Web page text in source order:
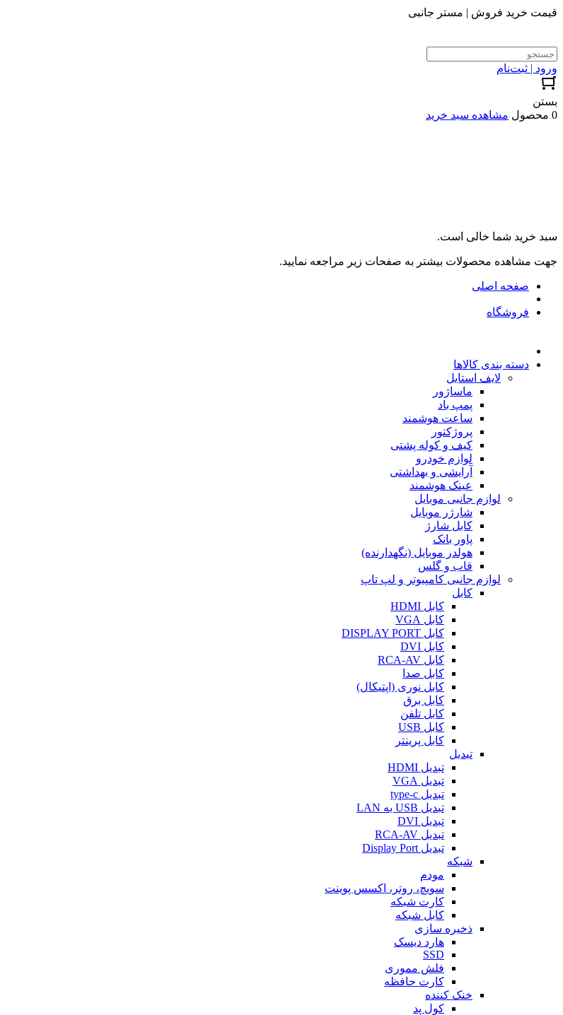
قیمت خرید فروش | مستر جانبی
ورود | ثبت‌نام
بستن
0 محصول
مشاهده سبد خرید
سبد خرید شما خالی است.
جهت مشاهده محصولات بیشتر به صفحات زیر مراجعه نمایید.
صفحه اصلی
فروشگاه
دسته بندی کالاها
لایف استایل
ماساژور
پمپ باد
ساعت هوشمند
پروژکتور
کیف و کوله پشتی
لوازم خودرو
آرایشی و بهداشتی
عینک هوشمند
لوازم جانبی موبایل
شارژر موبایل
کابل شارژ
پاور بانک
هولدر موبایل (نگهدارنده)
قاب و گلس
لوازم جانبی کامپیوتر و لپ تاپ
کابل
کابل HDMI
کابل VGA
کابل DISPLAY PORT
کابل DVI
کابل RCA-AV
کابل صدا
کابل نوری (اپتیکال)
کابل برق
کابل تلفن
کابل USB
کابل پرینتر
تبدیل
تبدیل HDMI
تبدیل VGA
تبدیل type-c
تبدیل USB به LAN
تبدیل DVI
تبدیل RCA-AV
تبدیل Display Port
شبکه
مودم
سویچ، روتر، اکسس پوینت
کارت شبکه
کابل شبکه
ذخیره سازی
هارد دیسک
SSD
فلش مموری
کارت حافظه
خنک کننده
کول پد